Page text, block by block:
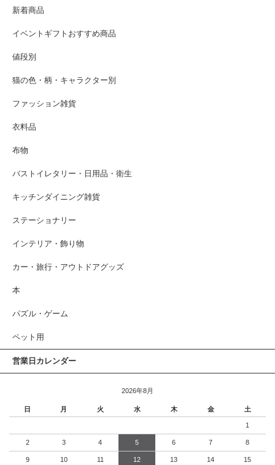
新着商品
イベントギフトおすすめ商品
値段別
猫の色・柄・キャラクター別
ファッション雑貨
衣料品
布物
バストイレタリー・日用品・衛生
キッチンダイニング雑貨
ステーショナリー
インテリア・飾り物
カー・旅行・アウトドアグッズ
本
パズル・ゲーム
ペット用
営業日カレンダー
2026年8月
日 月 火 水 木 金 土
1
2 3 4 5 6 7 8
9 10 11 12 13 14 15